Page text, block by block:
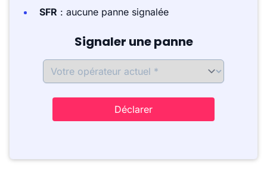
SFR : aucune panne signalée
Signaler une panne
Déclarer